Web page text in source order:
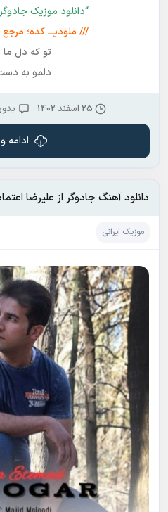
“دانلود موزیک
/// ملودیـــ کده؛
تو که دل ما
دلمو به
25 اسفند 1402
ادامه
دانلود آهنگ جادوگر از علیرضا
موزیک ایرانی